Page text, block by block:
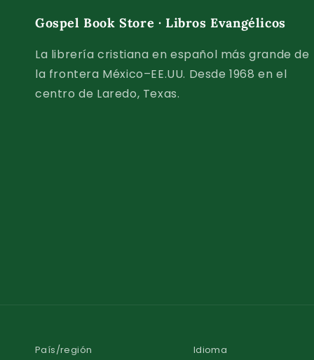
Gospel Book Store · Libros Evangélicos
La librería cristiana en español más grande de
la frontera México–EE.UU. Desde 1968 en el
centro de Laredo, Texas.
País/región Idioma